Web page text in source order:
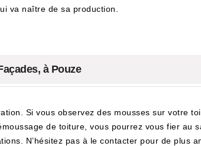
va naître de sa production.
à Pouze
Si vous observez des mousses sur votre
de toiture, vous pourrez vous fier au
N’hésitez pas à le contacter pour de plus